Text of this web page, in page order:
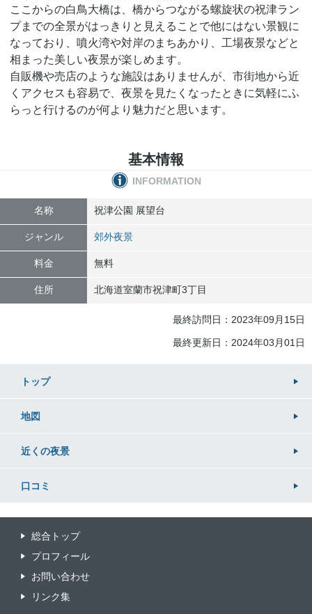
ここからの白鳥大橋は、橋からつながる螺旋状の祝津ラン
プまでの全景がはっきりと見えることで他にはない景観に
なっており、噴火湾や対岸のまちあかり、工場夜景などと
相まった美しい夜景が楽しめます。
自販機や売店のような施設はありませんが、市街地から近
くアクセスも容易で、夜景を見たくなったときに気軽にふ
らっと行けるのが何より魅力だと思います。
基本情報
INFORMATION
名称 祝津公園 展望台
ジャンル 郊外夜景
料金 無料
住所 北海道室蘭市祝津町3丁目
最終訪問日：2023年09月15日
最終更新日：2024年03月01日
トップ
地図
近くの夜景
口コミ
総合トップ
プロフィール
お問い合わせ
リンク集